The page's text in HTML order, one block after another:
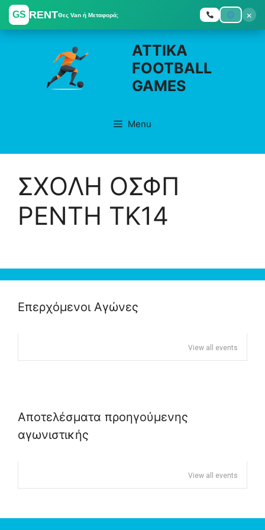
GS RENTΘες Van ή Μεταφορά;
×
Skip
ATTIKA
FOOTBALL
GAMES
Menu
ΣΧΟΛΗ ΟΣΦΠ
ΡΕΝΤΗ ΤΚ14
Επερχόμενοι Αγώνες
View all events
Αποτελέσματα προηγούμενης
αγωνιστικής
View all events